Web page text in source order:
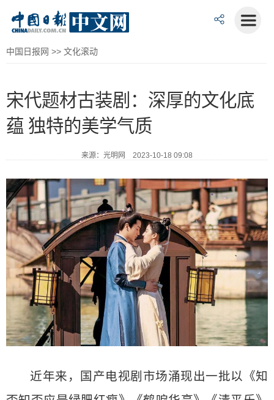
中国日报网 >> 文化滚动
宋代题材古装剧：深厚的文化底
蕴 独特的美学气质
来源：光明网 2023-10-18 09:08
近年来，国产电视剧市场涌现出一批以《知